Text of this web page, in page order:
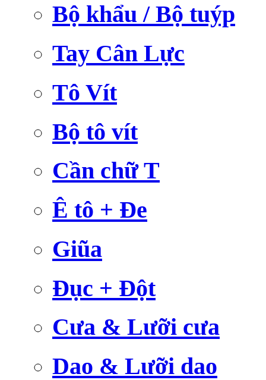
Bộ khẩu / Bộ tuýp
Tay Cân Lực
Tô Vít
Bộ tô vít
Cần chữ T
Ê tô + Đe
Giũa
Đục + Đột
Cưa & Lưỡi cưa
Dao & Lưỡi dao